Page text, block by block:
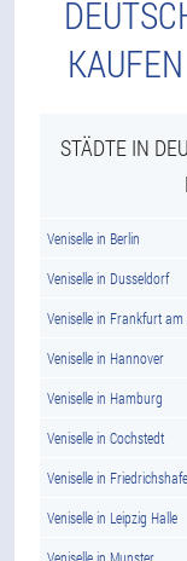
STÄDTE IN
Veniselle in Berlin
Veniselle in Dusseldorf
Veniselle in Frankfurt am
Veniselle in Hannover
Veniselle in Hamburg
Veniselle in Cochstedt
Veniselle in
Veniselle in Leipzig Halle